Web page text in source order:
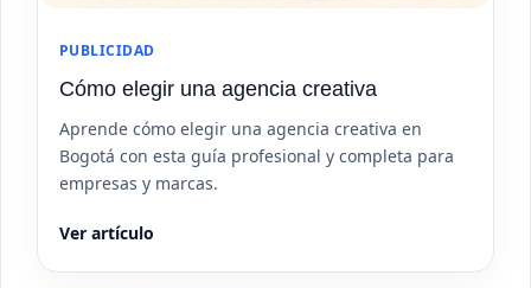
PUBLICIDAD
Cómo elegir una agencia creativa
Aprende cómo elegir una agencia creativa en
Bogotá con esta guía profesional y completa para
empresas y marcas.
Ver artículo